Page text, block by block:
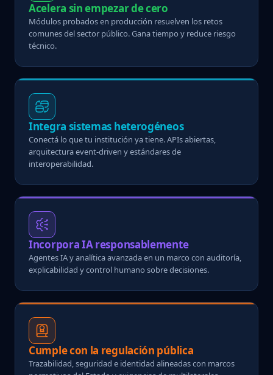
Acelera sin empezar de cero
Módulos probados en producción resuelven los retos
comunes del sector público. Gana tiempo y reduce riesgo
técnico.
Integra sistemas heterogéneos
Conectá lo que tu institución ya tiene. APIs abiertas,
arquitectura event-driven y estándares de
interoperabilidad.
Incorpora IA responsablemente
Agentes IA y analítica avanzada en un marco con auditoría,
explicabilidad y control humano sobre decisiones.
Cumple con la regulación pública
Trazabilidad, seguridad e identidad alineadas con marcos